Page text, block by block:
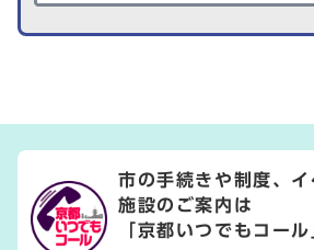
市の手続きや制度、イ
施設のご案内は
「京都いつでもコール